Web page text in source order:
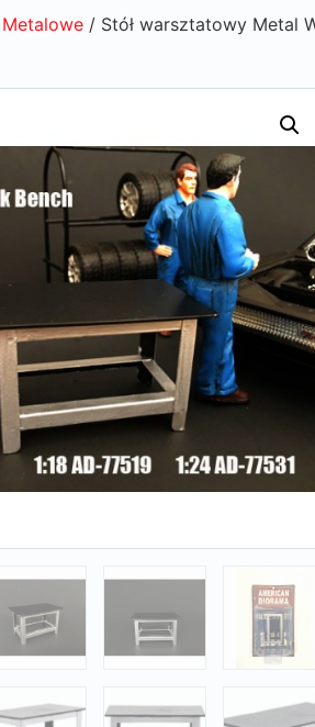
Metalowe/ Stół warsztatowy Metal